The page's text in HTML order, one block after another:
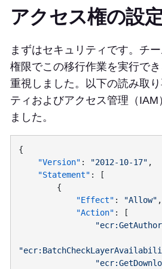
アクセス権の設定
まずはセキュリティです。チ
権限でこの移行作業を実行で
重視しました。以下の読み取
ティおよびアクセス管理（IAM
ました。
    "Version"
: "2012-10-17"
    "Statement"
            "Effect"
: "Allow"
            "Action"